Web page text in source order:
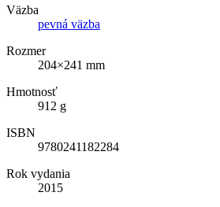
Väzba
pevná väzba
Rozmer
204×241 mm
Hmotnosť
912 g
ISBN
9780241182284
Rok vydania
2015